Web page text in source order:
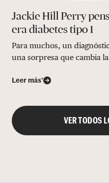
Jackie Hill Perry
era diabetes tipo 1
Para muchos, un
una sorpresa que cambia
Leer más’
VER TODOS